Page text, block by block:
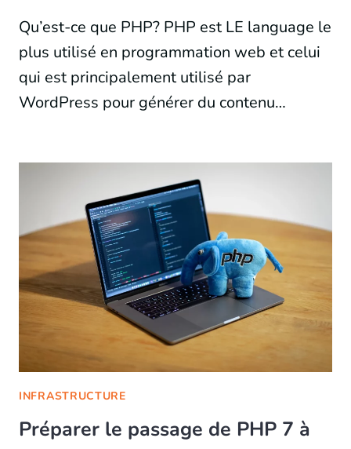
Qu’est-ce que PHP? PHP est LE language le
plus utilisé en programmation web et celui
qui est principalement utilisé par
WordPress pour générer du contenu…
INFRASTRUCTURE
Préparer le passage de PHP 7 à